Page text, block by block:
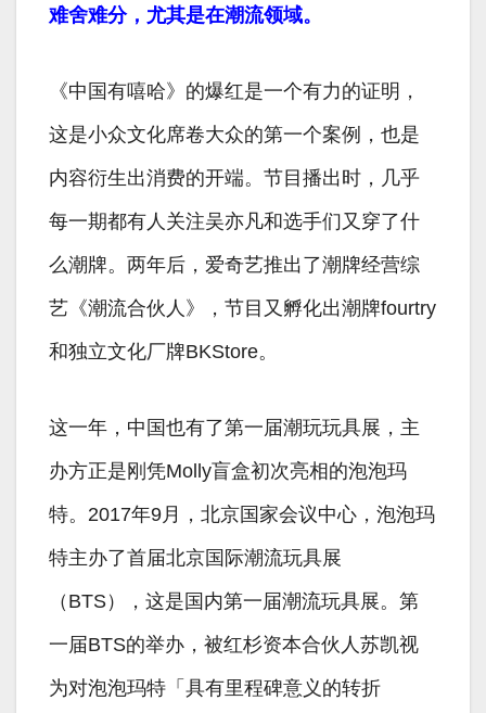
难舍难分，尤其是在潮流领域。
《中国有嘻哈》的爆红是一个有力的证明，
这是小众文化席卷大众的第一个案例，也是
内容衍生出消费的开端。节目播出时，几乎
每一期都有人关注吴亦凡和选手们又穿了什
么潮牌。两年后，爱奇艺推出了潮牌经营综
艺《潮流合伙人》，节目又孵化出潮牌fourtry
和独立文化厂牌BKStore。
这一年，中国也有了第一届潮玩玩具展，主
办方正是刚凭Molly盲盒初次亮相的泡泡玛
特。2017年9月，北京国家会议中心，泡泡玛
特主办了首届北京国际潮流玩具展
（BTS），这是国内第一届潮流玩具展。第
一届BTS的举办，被红杉资本合伙人苏凯视
为对泡泡玛特「具有里程碑意义的转折